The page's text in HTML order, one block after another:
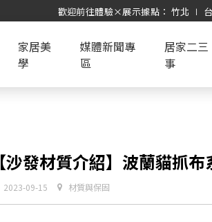
歡迎前往體驗×展示據點： 竹北 ∣
家居美
學
媒體新聞專
區
居家二三
事
【沙發材質介紹】波蘭貓抓
2023-09-15 材質與保固